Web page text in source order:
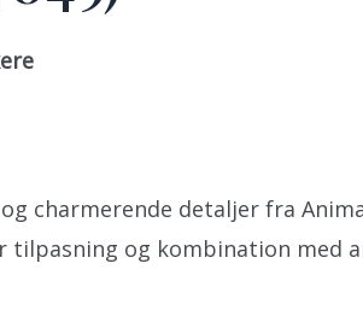
charmerende detaljer fra
tilpasning og kombination med